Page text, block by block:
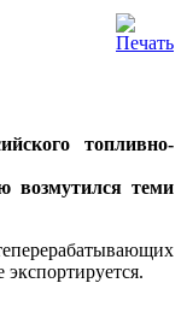
топливно-
возмутился теми